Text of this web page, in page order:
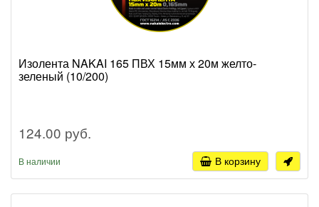
Изолента NAKAI 165 ПВХ 15мм х 20м желто-
зеленый (10/200)
124.00 руб.
В наличии В корзину